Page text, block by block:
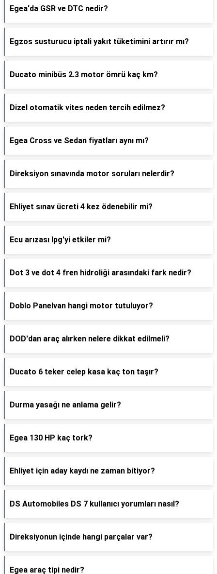
Egea'da GSR ve DTC nedir?
Egzos susturucu iptali yakıt tüketimini artırır mı?
Ducato minibüs 2.3 motor ömrü kaç km?
Dizel otomatik vites neden tercih edilmez?
Egea Cross ve Sedan fiyatları aynı mı?
Direksiyon sınavında motor soruları nelerdir?
Ehliyet sınav ücreti 4 kez ödenebilir mi?
Ecu arızası lpg'yi etkiler mi?
Dot 3 ve dot 4 fren hidroliği arasındaki fark nedir?
Doblo Panelvan hangi motor tutuluyor?
DOD'dan araç alırken nelere dikkat edilmeli?
Ducato 6 teker celep kasa kaç ton taşır?
Durma yasağı ne anlama gelir?
Egea 130 HP kaç tork?
Ehliyet için aday kaydı ne zaman bitiyor?
DS Automobiles DS 7 kullanıcı yorumları nasıl?
Direksiyonun içinde hangi parçalar var?
Egea araç tipi nedir?